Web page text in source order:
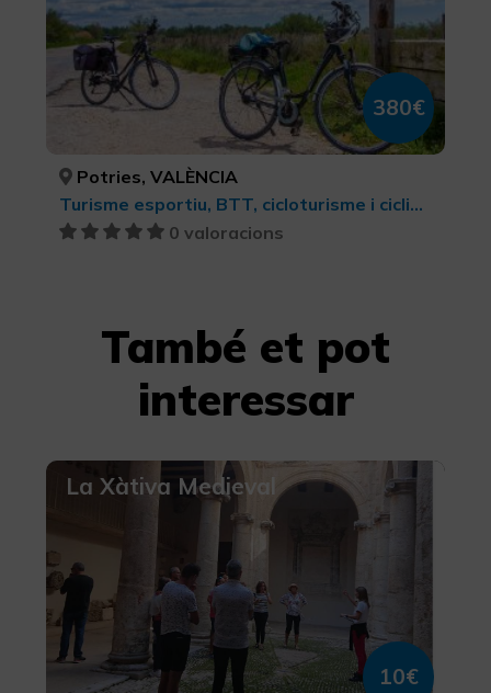
380€
Potries, VALÈNCIA
Turisme esportiu, BTT, cicloturisme i ciclisme
0 valoracions
També et pot
interessar
La Xàtiva Medieval
10€